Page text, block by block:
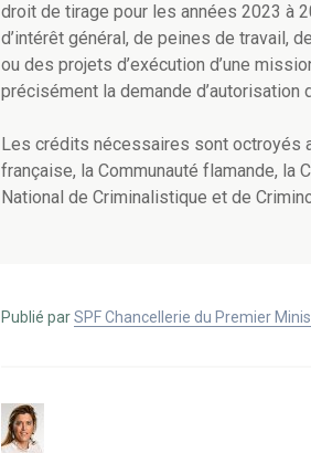
droit de tirage pour les années 2023 à
d’intérêt général, de peines de travail,
ou des projets d’exécution d’une
précisément la demande d’autorisation
Les crédits nécessaires sont octroyés
française, la Communauté flamande, la
National de Criminalistique et de
Publié parSPF Chancellerie du Premier